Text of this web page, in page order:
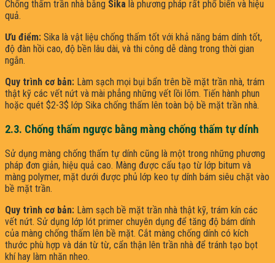
Chống thấm trần nhà bằng Sika là phương pháp rất phổ biến và hiệu
quả.
Ưu điểm: Sika là vật liệu chống thấm tốt với khả năng bám dính tốt,
độ đàn hồi cao, độ bền lâu dài, và thi công dễ dàng trong thời gian
ngắn.
Quy trình cơ bản: Làm sạch mọi bụi bẩn trên bề mặt trần nhà, trám
thật kỹ các vết nứt và mài phẳng những vết lồi lõm. Tiến hành phun
hoặc quét $2-3$ lớp Sika chống thấm lên toàn bộ bề mặt trần nhà.
2.3. Chống thấm ngược bằng màng chống thấm tự dính
Sử dụng màng chống thấm tự dính cũng là một trong những phương
pháp đơn giản, hiệu quả cao. Màng được cấu tạo từ lớp bitum và
màng polymer, mặt dưới được phủ lớp keo tự dính bám siêu chặt vào
bề mặt trần.
Quy trình cơ bản: Làm sạch bề mặt trần nhà thật kỹ, trám kín các
vết nứt. Sử dụng lớp lót primer chuyên dụng để tăng độ bám dính
của màng chống thấm lên bề mặt. Cắt màng chống dính có kích
thước phù hợp và dán từ từ, cẩn thận lên trần nhà để tránh tạo bọt
khí hay làm nhăn nheo.